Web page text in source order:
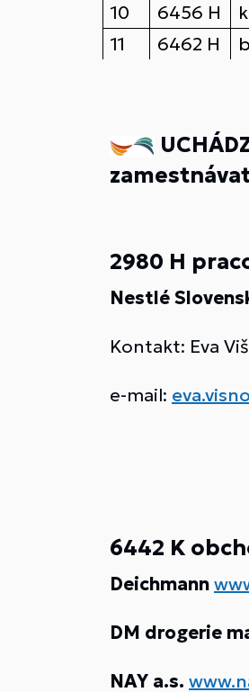
10
6456 H
11
6462 H
2980 H
Nestlé
Kontakt: Eva
e-mail:
6442 K
Deichmann
DM drogerie
NAY a.s.